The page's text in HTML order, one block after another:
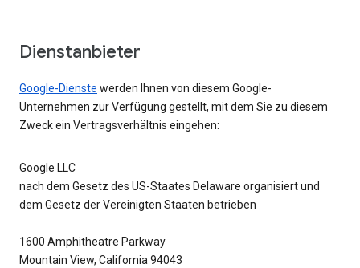
Dienstanbieter
Google-Dienste werden Ihnen von diesem Google-
Unternehmen zur Verfügung gestellt, mit dem Sie zu diesem
Zweck ein Vertragsverhältnis eingehen:
Google LLC
nach dem Gesetz des US-Staates Delaware organisiert und
dem Gesetz der Vereinigten Staaten betrieben
1600 Amphitheatre Parkway
Mountain View, California 94043